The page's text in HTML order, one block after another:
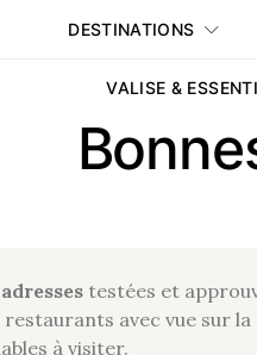
DESTINATIONS
VALISE &
testées et
restaurants avec vue sur
à visiter.